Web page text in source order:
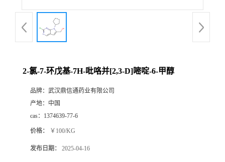
产
2-氯-7-环戊基-7H-吡咯并[2,3-D]嘧啶-6-甲醇
品牌： 武汉鼎信通药业有限公司
产地： 中国
cas： 1374639-77-6
价格： ￥100/KG
发布日期： 2025-04-16